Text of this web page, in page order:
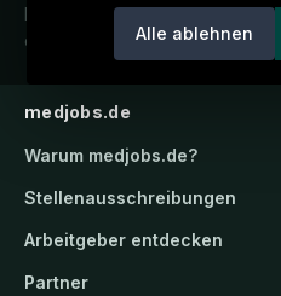
Alle ablehnen
Karriereportal.
candidatis GmbH.
medjobs.de
Warum medjobs.de?
Stellenausschreibungen
Arbeitgeber entdecken
Partner